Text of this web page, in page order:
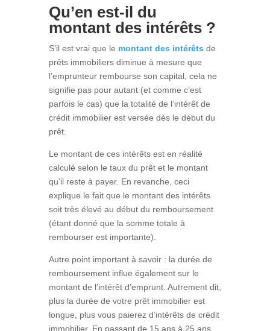
Qu’en est-il du
montant des intérêts ?
S’il est vrai que le montant des intérêts de
prêts immobiliers diminue à mesure que
l’emprunteur rembourse son capital, cela ne
signifie pas pour autant (et comme c’est
parfois le cas) que la totalité de l’intérêt de
crédit immobilier est versée dès le début du
prêt.
Le montant de ces intérêts est en réalité
calculé selon le taux du prêt et le montant
qu’il reste à payer. En revanche, ceci
explique le fait que le montant des intérêts
soit très élevé au début du remboursement
(étant donné que la somme totale à
rembourser est importante).
Autre point important à savoir : la durée de
remboursement influe également sur le
montant de l’intérêt d’emprunt. Autrement dit,
plus la durée de votre prêt immobilier est
longue, plus vous paierez d’intérêts de crédit
immobilier. En passant de 15 ans à 25 ans